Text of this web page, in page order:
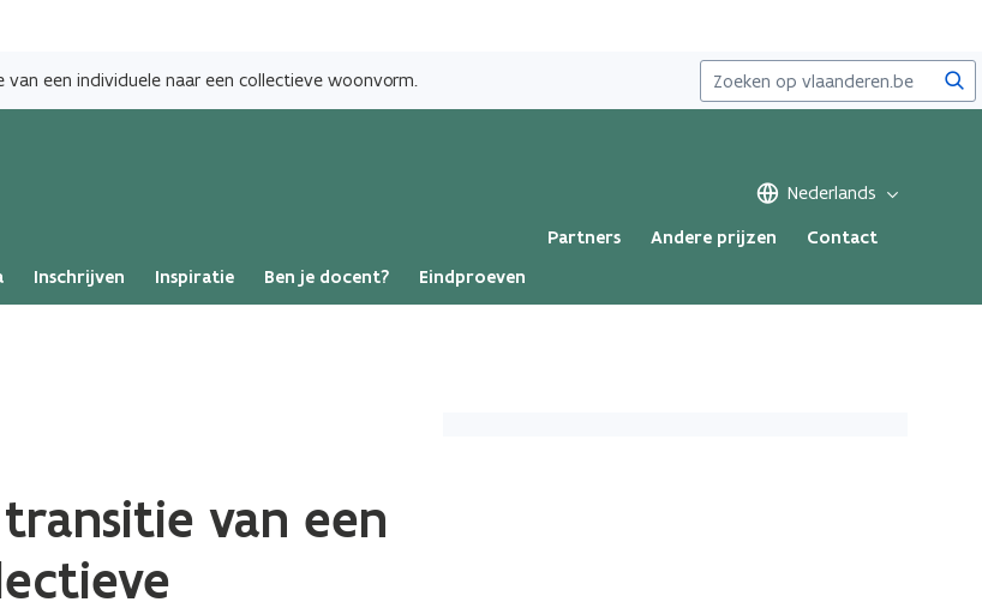
en
naar
een individuele naar een collectieve woonvorm.
Nederlands
Partners Andere prijzen
Contact
Inschrijven Inspiratie Ben je docent? Eindproeven
van een